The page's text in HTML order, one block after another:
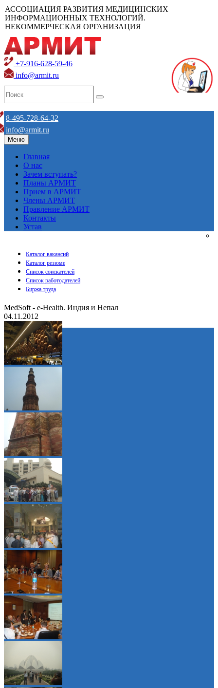
АССОЦИАЦИЯ РАЗВИТИЯ МЕДИЦИНСКИХ
ИНФОРМАЦИОННЫХ ТЕХНОЛОГИЙ.
НЕКОММЕРЧЕСКАЯ ОРГАНИЗАЦИЯ
+7-916-628-59-46
info@armit.ru
8-495-728-64-32
info@armit.ru
Меню
Главная
О нас
Зачем вступать?
Планы АРМИТ
Прием в АРМИТ
Члены АРМИТ
Правление АРМИТ
Контакты
Устав
Каталог вакансий
Каталог резюме
Список соискателей
Список работодателей
Биржа труда
MedSoft - e-Health. Индия и Непал
04.11.2012